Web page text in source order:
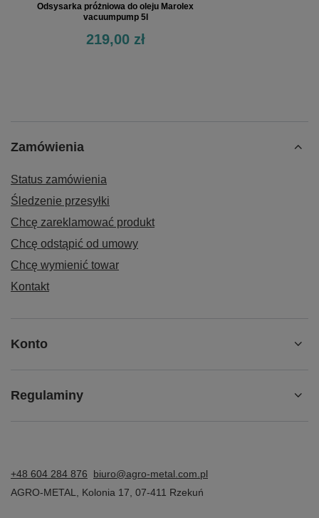
Odsysarka próżniowa do oleju Marolex
vacuumpump 5l
219,00 zł
Zamówienia
Status zamówienia
Śledzenie przesyłki
Chcę zareklamować produkt
Chcę odstąpić od umowy
Chcę wymienić towar
Kontakt
Konto
Regulaminy
+48 604 284 876
biuro@agro-metal.com.pl
AGRO-METAL
Kolonia 17 07-411 Rzekuń